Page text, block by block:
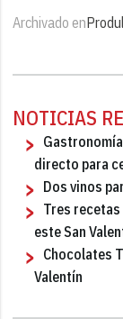
Archivado en
NOTICIAS
directo para
Dos vinos
Tres
este San
Chocolates
Valentín